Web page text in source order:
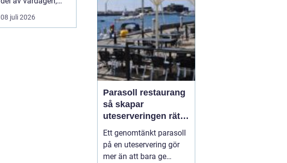
men ...
08 juli 2026
Parasoll restaurang
så skapar
uteserveringen rätt
känsla året runt
Ett genomtänkt parasoll
på en uteservering gör
mer än att bara ge